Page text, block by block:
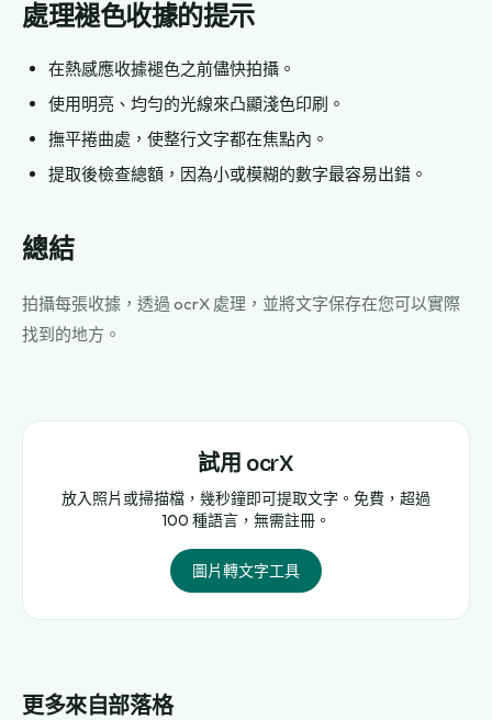
處理褪色收據的提示
在熱感應收據褪色之前儘快拍攝。
使用明亮、均勻的光線來凸顯淺色印刷。
撫平捲曲處，使整行文字都在焦點內。
提取後檢查總額，因為小或模糊的數字最容易出錯。
總結
拍攝每張收據，透過 ocrX 處理，並將文字保存在您可以實際
找到的地方。
試用 ocrX
放入照片或掃描檔，幾秒鐘即可提取文字。免費，超過
100 種語言，無需註冊。
圖片轉文字工具
更多來自部落格